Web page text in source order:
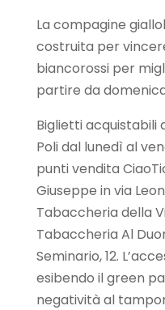
La compagine
costruita per
biancorossi per
partire da
Biglietti acquistabili
Poli dal lunedì al
punti vendita
Giuseppe in via
Tabaccheria della
Tabaccheria Al
Seminario, 12.
esibendo il green
negatività al